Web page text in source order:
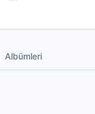
Albümleri